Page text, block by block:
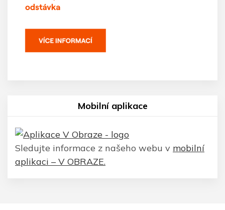
Mobilní aplikace
Sledujte informace z našeho webu v mobilní
aplikaci – V OBRAZE.